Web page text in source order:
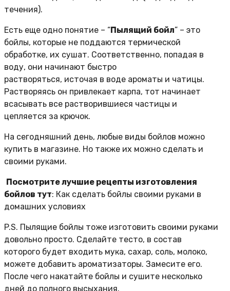
течения).
Есть еще одно понятие – “Пылящий бойл” – это
бойлы, которые не поддаются термической
обработке, их сушат. Соответственно, попадая в
воду, они начинают быстро
растворяться, источая в воде ароматы и чатицы.
Растворяясь он привлекает карпа, тот начинает
всасывать все растворившиеся частицы и
цепляется за крючок.
На сегодняшний день, любые виды бойлов можно
купить в магазине. Но также их можно сделать и
своими руками.
Посмотрите лучшие рецепты изготовления
бойлов тут: Как сделать бойлы своими руками в
домашних условиях
P.S. Пылящие бойлы тоже изготовить своими руками
довольно просто. Сделайте тесто, в состав
которого будет входить мука, сахар, соль, молоко,
можете добавить ароматизаторы. Замесите его.
После чего накатайте бойлы и сушите несколько
дней до полного высыхания.